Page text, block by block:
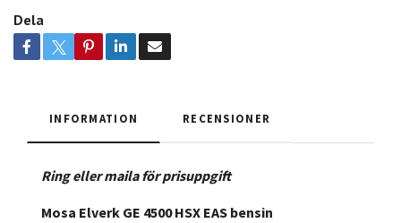
Dela
INFORMATION RECENSIONER
Ring eller maila för prisuppgift
Mosa Elverk GE 4500 HSX EAS bensin